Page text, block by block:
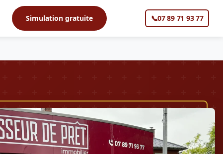
Simulation gratuite 📞07 89 71 93 77